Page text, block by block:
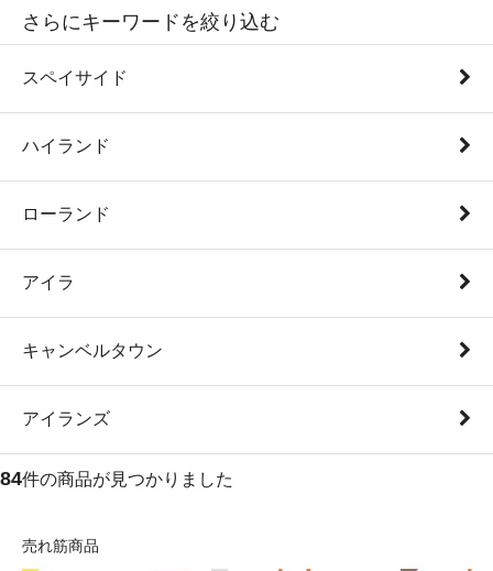
さらにキーワードを絞り込む
スペイサイド
ハイランド
ローランド
アイラ
キャンベルタウン
アイランズ
84件の商品が見つかりました
売れ筋商品